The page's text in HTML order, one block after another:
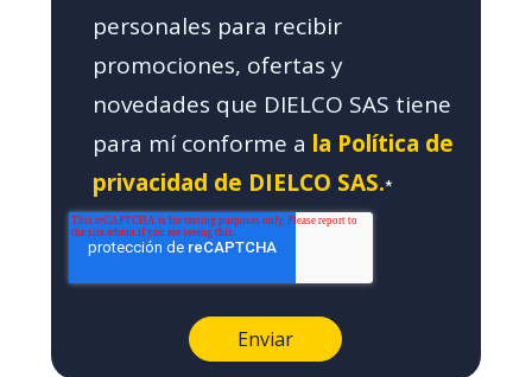
personales para recibir
promociones, ofertas y
novedades que DIELCO SAS tiene
para mí conforme a la Política de
privacidad de DIELCO SAS.*